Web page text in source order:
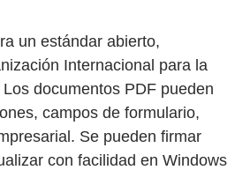
un estándar abierto,
Internacional para la
documentos PDF pueden
campos de formulario,
Se pueden firmar
con facilidad en Windows